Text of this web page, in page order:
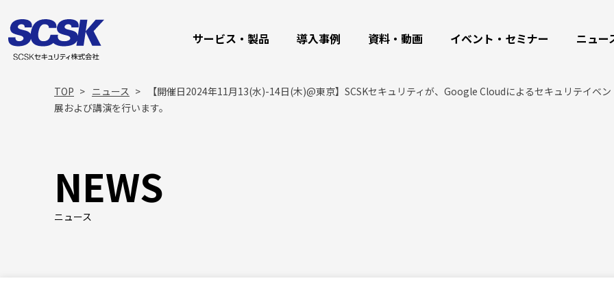
サービス・製品 導入事例 資料・動画 イベント・セミナー ニュー
TOP ニュース
【開催日2024年11月13(水)-14日(木)@東京】SCSKセキュリティが、Google Cloudによるセキュリテイベ
展および講演を行います。
NEWS
ニュース